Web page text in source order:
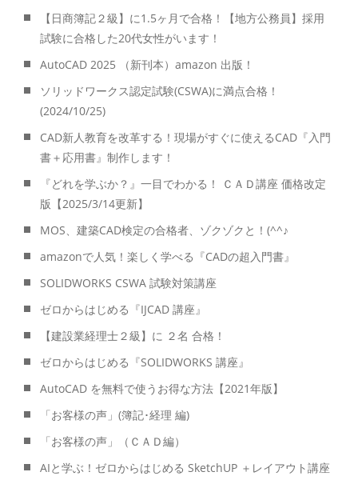
【日商簿記２級】に1.5ヶ月で合格！【地方公務員】採用
試験に合格した20代女性がいます！
AutoCAD 2025 （新刊本）amazon 出版！
ソリッドワークス認定試験(CSWA)に満点合格！
(2024/10/25)
CAD新人教育を改革する！現場がすぐに使えるCAD『入門
書＋応用書』制作します！
『どれを学ぶか？』一目でわかる！ ＣＡＤ講座 価格改定
版【2025/3/14更新】
MOS、建築CAD検定の合格者、ゾクゾクと！(^^♪
amazonで人気！楽しく学べる『CADの超入門書』
SOLIDWORKS CSWA 試験対策講座
ゼロからはじめる『IJCAD 講座』
【建設業経理士２級】に ２名 合格！
ゼロからはじめる『SOLIDWORKS 講座』
AutoCAD を無料で使うお得な方法【2021年版】
「お客様の声」(簿記･経理 編)
「お客様の声」（ＣＡＤ編）
AIと学ぶ！ゼロからはじめる SketchUP ＋レイアウト講座